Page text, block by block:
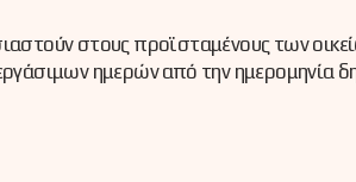
στους προϊσταμένους των
ημερών από την ημερομηνία